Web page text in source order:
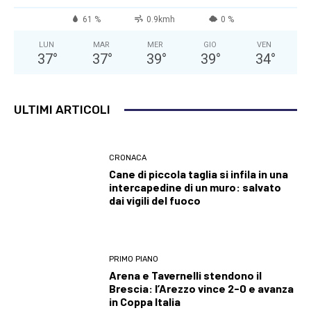
61 % 0.9kmh 0 %
LUN
37°
MAR
37°
MER
39°
GIO
39°
VEN
34°
ULTIMI ARTICOLI
CRONACA
Cane di piccola taglia si infila in una
intercapedine di un muro: salvato
dai vigili del fuoco
PRIMO PIANO
Arena e Tavernelli stendono il
Brescia: l’Arezzo vince 2-0 e avanza
in Coppa Italia